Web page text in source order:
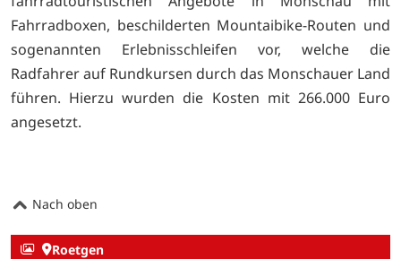
Fahrradboxen, beschilderten Mountaibike-Routen und
sogenannten Erlebnisschleifen vor, welche die
Radfahrer auf Rundkursen durch das Monschauer Land
führen. Hierzu wurden die Kosten mit 266.000 Euro
angesetzt.
Nach oben
Roetgen